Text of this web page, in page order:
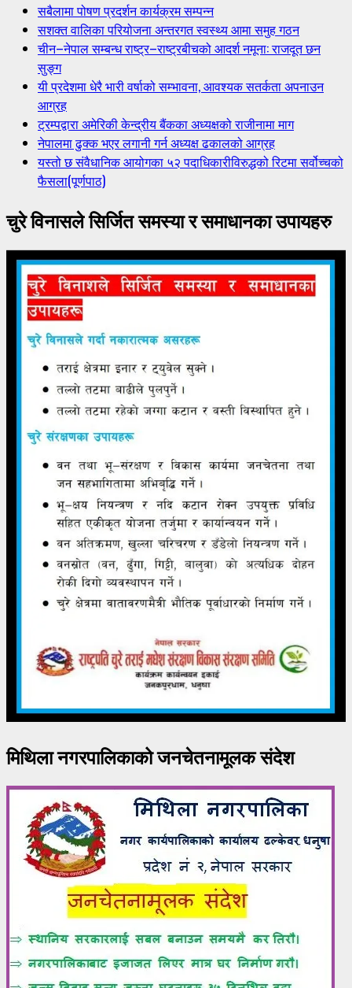
सबैलामा पोषण प्रदर्शन कार्यक्रम सम्पन्न
सशक्त वालिका परियोजना अन्तरगत स्वस्थ्य आमा समुह गठन
चीन–नेपाल सम्बन्ध राष्ट्र–राष्ट्रबीचको आदर्श नमूना: राजदूत छन
सुङ्ग
यी प्रदेशमा धेरै भारी वर्षाको सम्भावना, आवश्यक सतर्कता अपनाउन
आग्रह
ट्रम्पद्वारा अमेरिकी केन्द्रीय बैंकका अध्यक्षको राजीनामा माग
नेपालमा ढुक्क भएर लगानी गर्न अध्यक्ष ढकालको आग्रह
यस्तो छ संवैधानिक आयोगका ५२ पदाधिकारीविरुद्धको रिटमा सर्वोच्चको
फैसला(पूर्णपाठ)
चुरे विनासले सिर्जित समस्या र समाधानका उपायहरु
मिथिला नगरपालिकाको जनचेतनामूलक संदेश